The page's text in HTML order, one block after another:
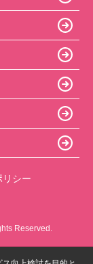
リシー
Reserved.